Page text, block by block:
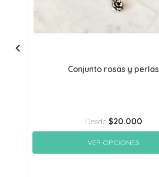
Conjunto rosas y perlas
Desde $20.000
VER OPCIONES